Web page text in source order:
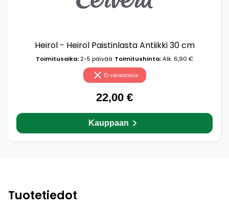
Heirol - Heirol Paistinlasta Antiikki 30 cm
Toimitusaika: 2-5 päivää Toimitushinta:Alk. 6,90 €
Ei varastossa
22,00 €
Kauppaan
Tuotetiedot